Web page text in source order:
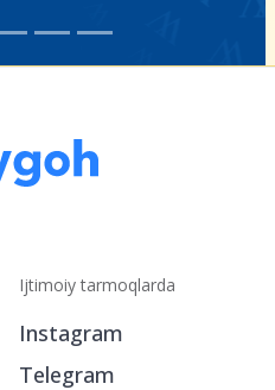
Ijtimoiy tarmoqlarda
Instagram
Telegram